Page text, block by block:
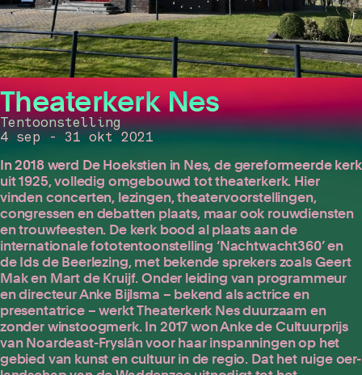
Theaterkerk Nes
Tentoonstelling
4 sep - 31 okt 2021
In 2018 werd De Hoekstien in Nes, de gereformeerde kerk
uit 1925, volledig omgebouwd tot theaterkerk. Hier
vinden concerten, lezingen, theatervoorstellingen,
congressen en debatten plaats, maar ook rouwdiensten
en trouwfeesten. De kerk bood al plaats aan de
internationale fototentoonstelling ‘Nachtwacht360’ en
de Ids de Beerlezing, met bekende sprekers zoals Geert
Mak en Mart de Kruijf. Onder leiding van programmeur
en directeur Anke Bijlsma – bekend als actrice en
presentatrice – werkt Theaterkerk Nes duurzaam en
zonder winstoogmerk. In 2017 won Anke de Cultuurprijs
van Noardeast-Fryslân voor haar inspanningen op het
gebied van kunst en cultuur in de regio. Dat het ruige oer-